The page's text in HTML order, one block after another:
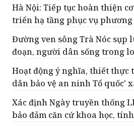
Hà Nội: Tiếp tục hoàn thiện
triển hạ tầng phục vụ
Đường ven sông Trà Nóc sụp
đoạn, người dân sống trong
Hoạt động ý nghĩa, thiết thực
dân bảo vệ an ninh Tổ quốc'
Xác định Ngày truyền thống
bảo đảm căn cứ khoa học,